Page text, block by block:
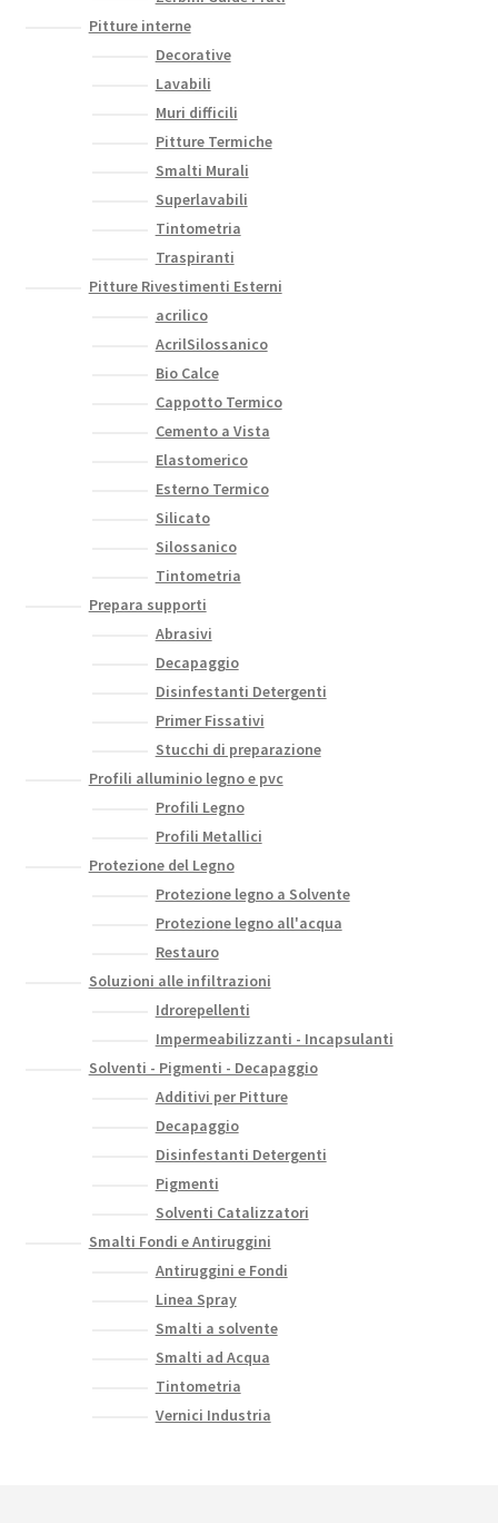
Pitture interne
Decorative
Lavabili
Muri difficili
Pitture Termiche
Smalti Murali
Superlavabili
Tintometria
Traspiranti
Pitture Rivestimenti Esterni
acrilico
AcrilSilossanico
Bio Calce
Cappotto Termico
Cemento a Vista
Elastomerico
Esterno Termico
Silicato
Silossanico
Tintometria
Prepara supporti
Abrasivi
Decapaggio
Disinfestanti Detergenti
Primer Fissativi
Stucchi di preparazione
Profili alluminio legno e pvc
Profili Legno
Profili Metallici
Protezione del Legno
Protezione legno a Solvente
Protezione legno all'acqua
Restauro
Soluzioni alle infiltrazioni
Idrorepellenti
Impermeabilizzanti - Incapsulanti
Solventi - Pigmenti - Decapaggio
Additivi per Pitture
Decapaggio
Disinfestanti Detergenti
Pigmenti
Solventi Catalizzatori
Smalti Fondi e Antiruggini
Antiruggini e Fondi
Linea Spray
Smalti a solvente
Smalti ad Acqua
Tintometria
Vernici Industria